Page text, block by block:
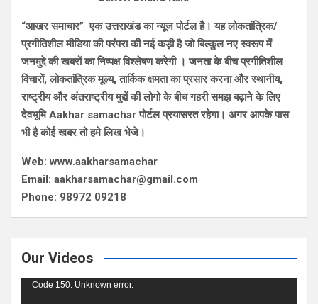
“आखर समाचार” एक उत्तराखंड का न्यूज पोर्टल है। यह लोकतांत्रिक/
प्रगीतिशील मीडिया की परंपरा की नई कड़ी है जो बिल्कुल नए स्वरूप में
जनमुद्दे की खबरों का निष्पक्ष विश्लेषण करेगी । जनता के बीच प्रगीतिशील
विचारों, लोकतांत्रिक मूल्य, तार्किक क्षमता का प्रसार करना और स्थानीय,
राष्ट्रीय और अंतराष्ट्रीय मुद्दों की लोगो के बीच गहरी समझ बढ़ाने के लिए
देवभूमि Aakhar samachar पोर्टल प्रयासरत रहेगा। अगर आपके पास
भी है कोई खबर तो हमे लिख भेजे।
Web: www.aakharsamachar
Email: aakharsamachar@gmail.com
Phone: 98972 09218
Our Videos
Video
Code 150: Unknown error.